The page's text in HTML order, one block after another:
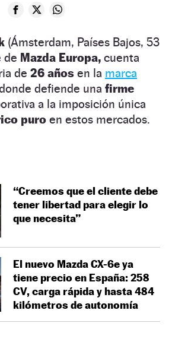
(Ámsterdam, Países Bajos, 53
de Mazda Europa, cuenta
de 26 años en la marca
defiende una firme
a la imposición única
puro en estos mercados.
“Creemos que el cliente debe
tener libertad para elegir lo
que necesita”
El nuevo Mazda CX-6e ya
tiene precio en España: 258
CV, carga rápida y hasta 484
kilómetros de autonomía